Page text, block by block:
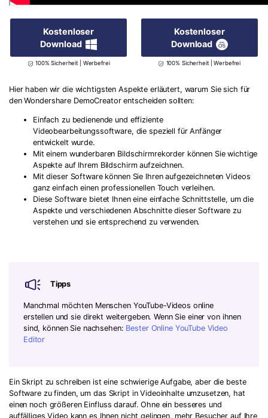
Kostenloser
Download
100% Sicherheit | Werbefrei
Kostenloser
Download
100% Sicherheit | Werbefrei
Hier haben wir die wichtigsten Aspekte erläutert, warum Sie sich für
den Wondershare DemoCreator entscheiden sollten:
Einfach zu bedienende und effiziente
Videobearbeitungssoftware, die speziell für Anfänger
entwickelt wurde.
Mit einem wunderbaren Bildschirmrekorder können Sie wichtige
Aspekte auf Ihrem Bildschirm aufzeichnen.
Mit dieser Software können Sie Ihren aufgezeichneten Videos
ganz einfach einen professionellen Touch verleihen.
Diese Software bietet Ihnen eine einfache Schnittstelle, um die
Aspekte und verschiedenen Abschnitte dieser Software zu
verstehen und sie entsprechend zu verwenden.
Tipps
Manchmal möchten Menschen YouTube-Videos online
erstellen und sie direkt weitergeben. Wenn Sie einer von ihnen
sind, können Sie nachsehen: Bester Online YouTube Video
Editor
Ein Skript zu schreiben ist eine schwierige Aufgabe, aber die beste
Software zu finden, um das Skript in Videoinhalte umzusetzen, hat
einen noch größeren Einfluss darauf. Ohne ein besseres und
auffälliges Video kann es Ihnen nicht gelingen, mehr Besucher auf Ihre